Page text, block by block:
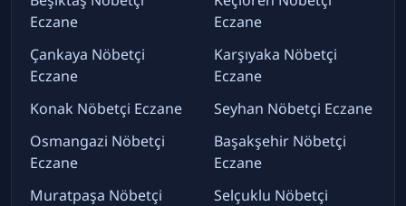
Eczane
Çankaya Nöbetçi
Eczane
Konak Nöbetçi Eczane
Osmangazi Nöbetçi
Eczane
Muratpaşa Nöbetçi
Eczane
Karşıyaka Nöbetçi
Eczane
Seyhan Nöbetçi Eczane
Başakşehir Nöbetçi
Eczane
Selçuklu Nöbetçi